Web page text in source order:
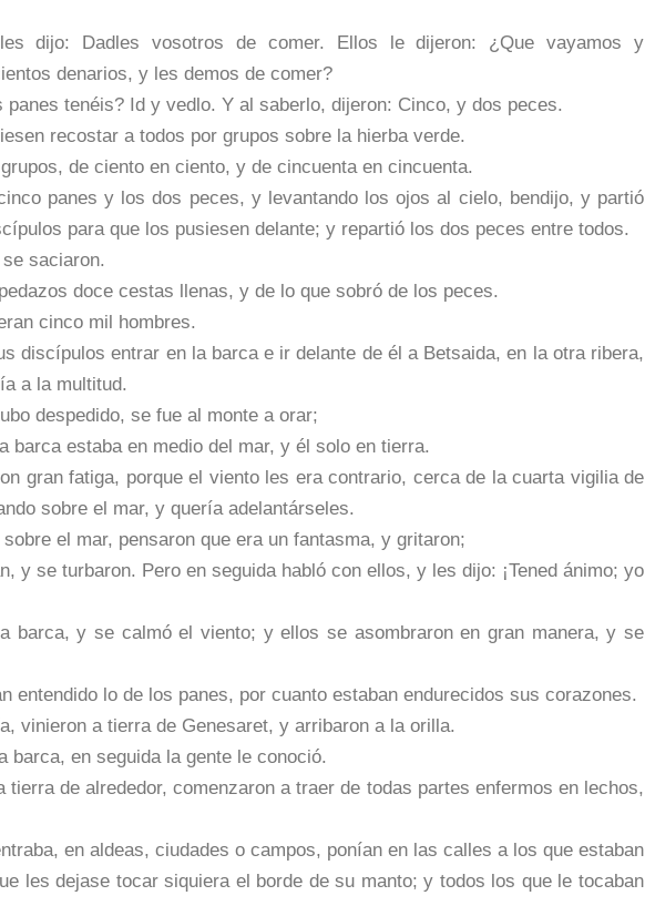
dijo: Dadles vosotros de comer. Ellos le dijeron: ¿Que vayamos y
denarios, y les demos de comer?
panes tenéis? Id y vedlo. Y al saberlo, dijeron: Cinco, y dos peces.
recostar a todos por grupos sobre la hierba verde.
de ciento en ciento, y de cincuenta en cincuenta.
panes y los dos peces, y levantando los ojos al cielo, bendijo, y partió
para que los pusiesen delante; y repartió los dos peces entre todos.
saciaron.
doce cestas llenas, y de lo que sobró de los peces.
cinco mil hombres.
discípulos entrar en la barca e ir delante de él a Betsaida, en la otra ribera,
a la multitud.
despedido, se fue al monte a orar;
barca estaba en medio del mar, y él solo en tierra.
gran fatiga, porque el viento les era contrario, cerca de la cuarta vigilia de
sobre el mar, y quería adelantárseles.
el mar, pensaron que era un fantasma, y gritaron;
y se turbaron. Pero en seguida habló con ellos, y les dijo: ¡Tened ánimo; yo
barca, y se calmó el viento; y ellos se asombraron en gran manera, y se
entendido lo de los panes, por cuanto estaban endurecidos sus corazones.
vinieron a tierra de Genesaret, y arribaron a la orilla.
barca, en seguida la gente le conoció.
tierra de alrededor, comenzaron a traer de todas partes enfermos en lechos,
en aldeas, ciudades o campos, ponían en las calles a los que estaban
les dejase tocar siquiera el borde de su manto; y todos los que le tocaban